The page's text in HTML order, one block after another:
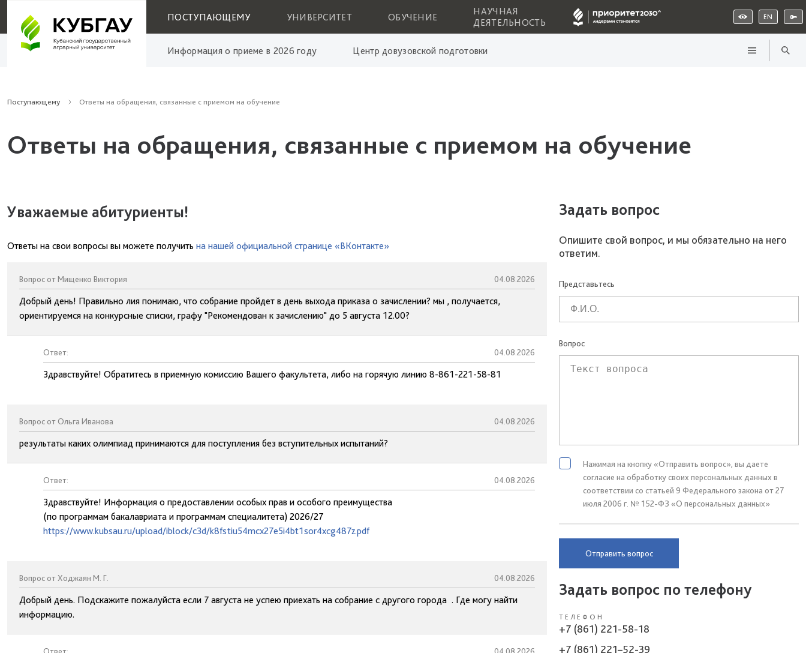
ПОСТУПАЮЩЕМУ УНИВЕРСИТЕТ ОБУЧЕНИЕ
НАУЧНАЯ
ДЕЯТЕЛЬНОСТЬ
EN
Информация о приеме в 2026 году Центр довузовской подготовки
Поступающему Ответы на обращения, связанные с приемом на обучение
Ответы на обращения, связанные с приемом на обучение
Уважаемые абитуриенты!
Ответы на свои вопросы вы можете получить на нашей официальной странице «ВКонтакте»
Вопрос от Мищенко Виктория 04.08.2026
Добрый день! Правильно лия понимаю, что собрание пройдет в день выхода приказа о зачислении? мы , получается,
ориентируемся на конкурсные списки, графу "Рекомендован к зачислению" до 5 августа 12.00?
Ответ: 04.08.2026
Здравствуйте! Обратитесь в приемную комиссию Вашего факультета, либо на горячую линию 8-861-221-58-81
Вопрос от Ольга Иванова 04.08.2026
результаты каких олимпиад принимаются для поступления без вступительных испытаний?
Ответ: 04.08.2026
Здравствуйте! Информация о предоставлении особых прав и особого преимущества
(по программам бакалавриата и программам специалитета) 2026/27
https://www.kubsau.ru/upload/iblock/c3d/k8fstiu54mcx27e5i4bt1sor4xcg487z.pdf
Вопрос от Ходжаян М. Г. 04.08.2026
Добрый день. Подскажите пожалуйста если 7 августа не успею приехать на собрание с другого города . Где могу найти
информацию.
Задать вопрос
Опишите свой вопрос, и мы обязательно на него
ответим.
Представьтесь
Вопрос
Нажимая на кнопку «Отправить вопрос», вы даете
согласие на обработку своих персональных данных в
соответствии со статьей 9 Федерального закона от 27
июля 2006 г. № 152-ФЗ «О персональных данных»
Отправить вопрос
Задать вопрос по телефону
ТЕЛЕФОН
+7 (861) 221-58-18
+7 (861) 221–52-39